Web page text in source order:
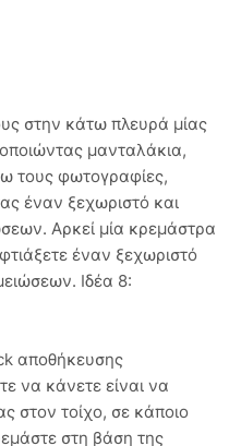
στην κάτω πλευρά μίας
μανταλάκια,
τους φωτογραφίες,
έναν ξεχωριστό και
Αρκεί μία κρεμάστρα
έναν ξεχωριστό
Ιδέα 8:
αποθήκευσης
να κάνετε είναι να
στον τοίχο, σε κάποιο
στη βάση της